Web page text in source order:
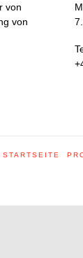
von
von
STARTSEITE